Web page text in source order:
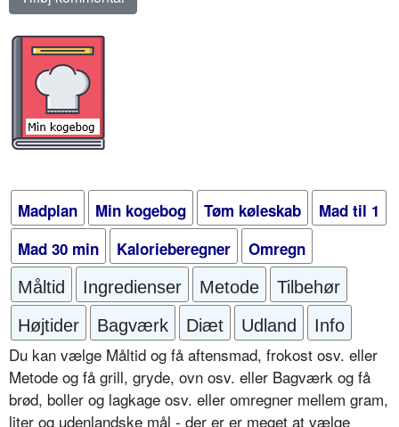
Madplan Min kogebog Tøm køleskab
Mad til 1
Mad 30 min
Kalorieberegner Omregn
Måltid Ingredienser Metode
Tilbehør
Højtider
Bagværk Diæt Udland Info
Du kan vælge Måltid og få aftensmad, frokost osv. eller
Metode og få grill, gryde, ovn osv. eller Bagværk og få
brød, boller og lagkage osv. eller omregner mellem gram,
liter og udenlandske mål - der er er meget at vælge